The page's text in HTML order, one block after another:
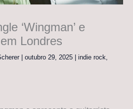
‘Wingman’ e
Londres
outubro 29, 2025 indie rock,